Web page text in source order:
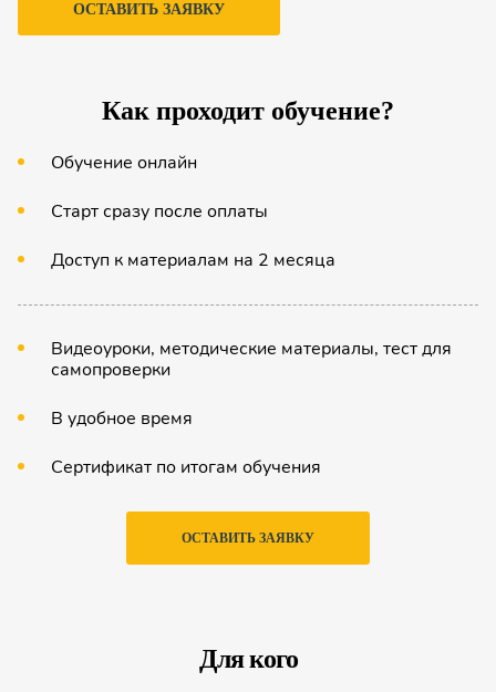
ОСТАВИТЬ ЗАЯВКУ
Как проходит обучение?
Обучение онлайн
Старт сразу после оплаты
Доступ к материалам на 2 месяца
Видеоуроки, методические материалы, тест для
самопроверки
В удобное время
Сертификат по итогам обучения
ОСТАВИТЬ ЗАЯВКУ
Для кого